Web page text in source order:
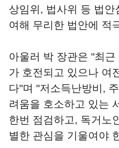
상임위, 법사위 등 법
여해 무리한 법안에 적
아울러 박 장관은 "최근
가 호전되고 있으나 여
다"며 "저소득난방비,
려움을 호소하고 있는
한번 점검하고, 독거노
별한 관심을 기울여야